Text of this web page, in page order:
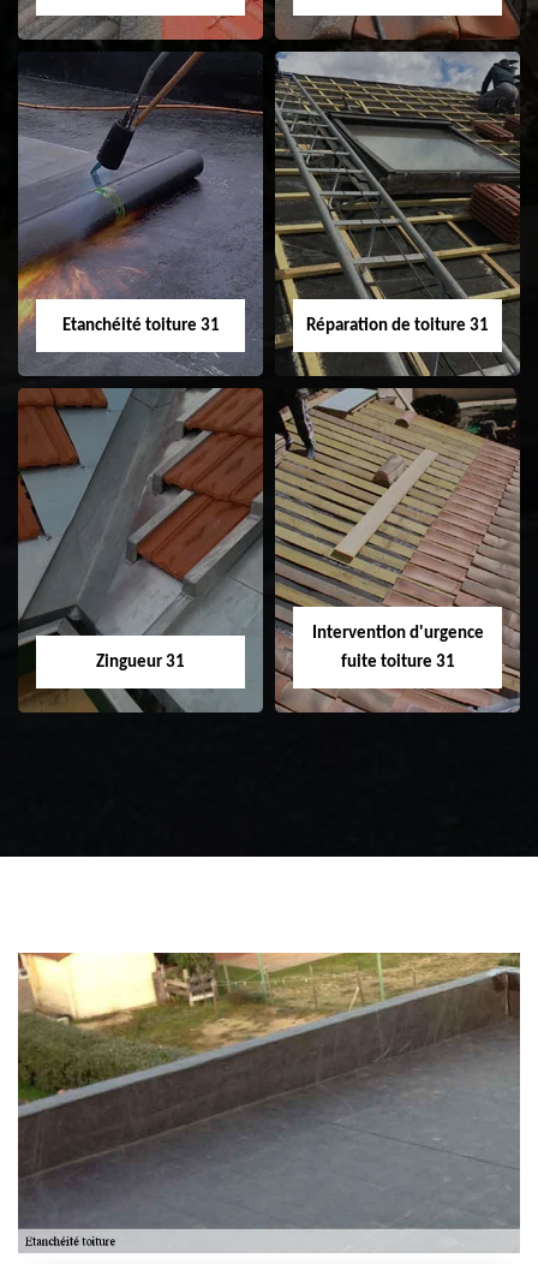
Peinture sur tuile
31
Nettoyage
demoussage de
toiture 31
Etanchéité toiture 31
Etanchéité toiture
31
Réparation de toiture 31
Réparation de
toiture 31
Zingueur 31
Intervention d'urgence
fuite toiture 31